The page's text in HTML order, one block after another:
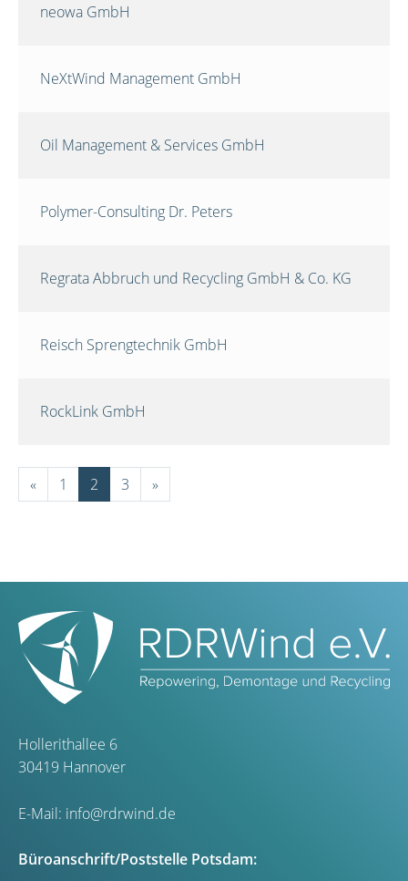
neowa GmbH
NeXtWind Management GmbH
Oil Management & Services GmbH
Polymer-Consulting Dr. Peters
Regrata Abbruch und Recycling GmbH & Co. KG
Reisch Sprengtechnik GmbH
RockLink GmbH
« 1 2 3 »
Hollerithallee 6
30419 Hannover
E-Mail: info@rdrwind.de
Büroanschrift/Poststelle Potsdam: